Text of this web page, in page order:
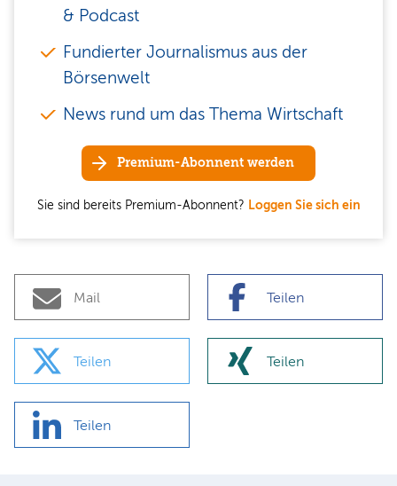
& Podcast
Fundierter Journalismus aus der
Börsenwelt
News rund um das Thema Wirtschaft
Premium-Abonnent werden
Sie sind bereits Premium-Abonnent? Loggen Sie sich ein
Mail Teilen
Teilen Teilen
Teilen